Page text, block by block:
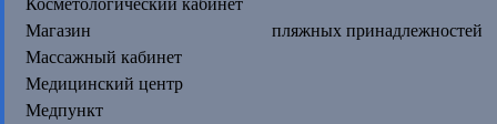
Магазин
пляжных принадлежностей
Массажный кабинет
Медицинский центр
Медпункт